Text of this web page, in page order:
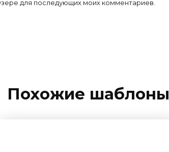
для последующих моих комментариев.
Похожие шаблоны